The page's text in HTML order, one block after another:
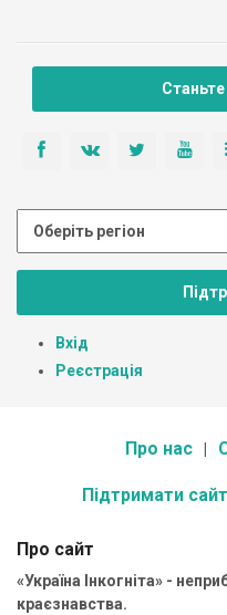
Вхід
Реєстрація
Про нас
Підтримати сайт
Про сайт
«Україна Інкогніта» -
краєзнавства.